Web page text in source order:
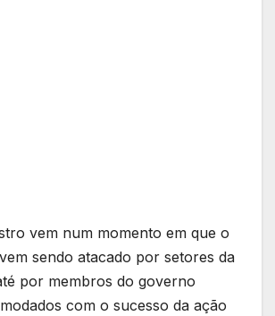
vem num momento em que o
sendo atacado por setores da
por membros do governo
com o sucesso da ação